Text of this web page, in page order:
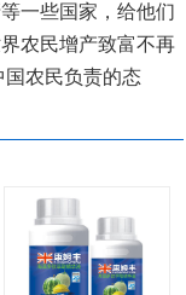
一些国家，给他们
农民增产致富不再
农民负责的态